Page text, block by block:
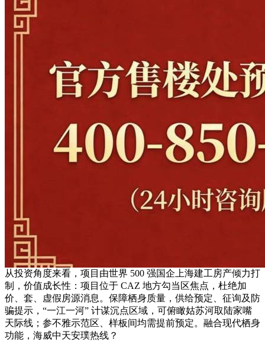
从投资角度来看，项目由世界 500 强国企上海建工房产倾力打
制，价值成长性：项目位于 CAZ 地方勾当区焦点，杜绝加
价、套、虚假房源消息。保障栖身质量，供给预定、征询及防
骗提示，“一江一河” 计谋沉点区域，可俯瞰姑苏河取陆家嘴
天际线；参不雅示范区、样板间均需提前预定。融合现代栖身
功能，海威中天安璞热线？